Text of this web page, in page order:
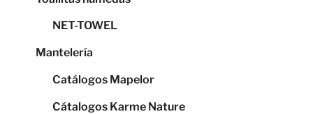
NET-TOWEL
Mantelería
Catálogos Mapelor
Cátalogos Karme Nature